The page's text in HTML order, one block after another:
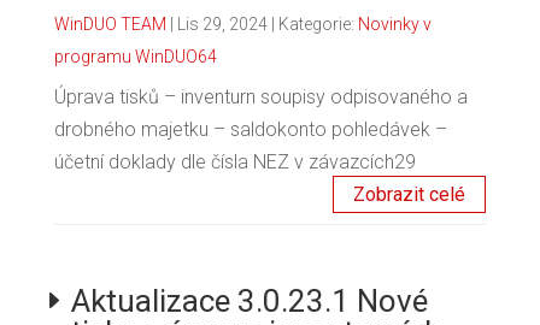
WinDUO TEAM Lis 29, 2024| Kategorie: Novinky v
programu WinDUO64
Úprava tisků – inventurn soupisy odpisovaného a
drobného majetku – saldokonto pohledávek –
účetní doklady dle čísla NEZ v závazcích29
Zobrazit celé
Aktualizace 3.0.23.1 Nové